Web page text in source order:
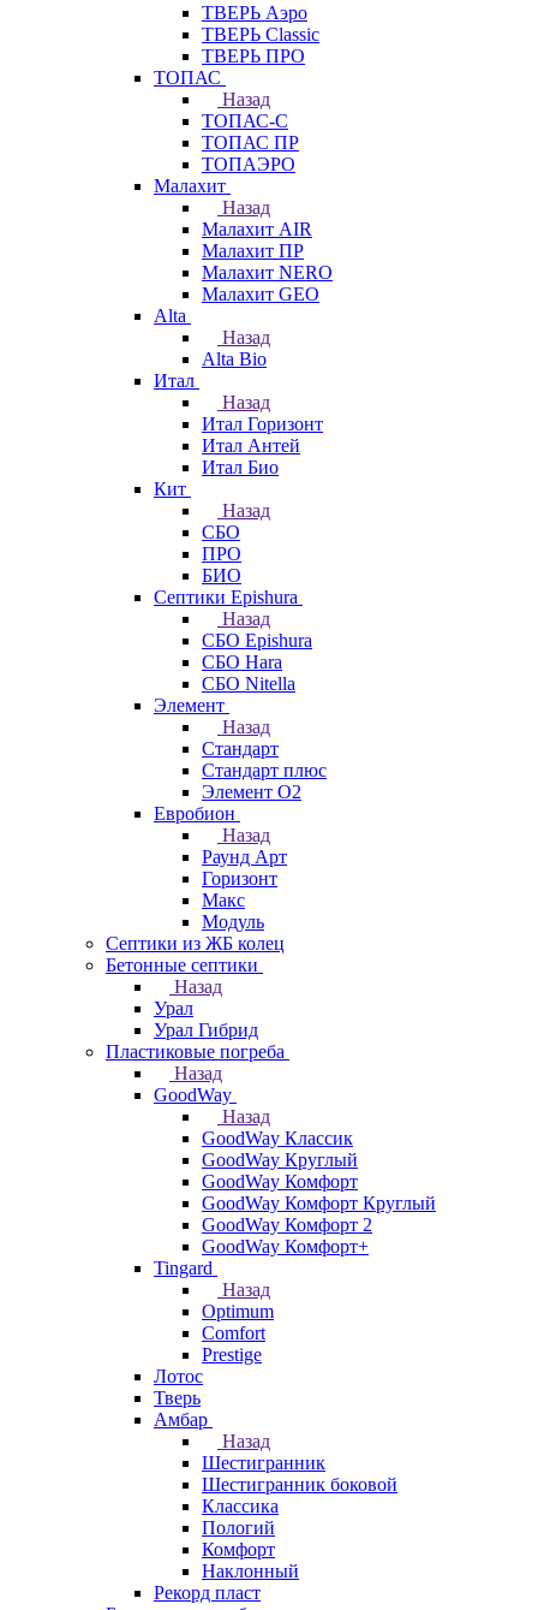
ТВЕРЬ Аэро
ТВЕРЬ Classic
ТВЕРЬ ПРО
ТОПАС
Назад
ТОПАС-С
ТОПАС ПР
ТОПАЭРО
Малахит
Назад
Малахит AIR
Малахит ПР
Малахит NERO
Малахит GEO
Alta
Назад
Alta Bio
Итал
Назад
Итал Горизонт
Итал Антей
Итал Био
Кит
Назад
СБО
ПРО
БИО
Септики Epishura
Назад
СБО Epishura
СБО Hara
СБО Nitella
Элемент
Назад
Стандарт
Стандарт плюс
Элемент О2
Евробион
Назад
Раунд Арт
Горизонт
Макс
Модуль
Септики из ЖБ колец
Бетонные септики
Назад
Урал
Урал Гибрид
Пластиковые погреба
Назад
GoodWay
Назад
GoodWay Классик
GoodWay Круглый
GoodWay Комфорт
GoodWay Комфорт Круглый
GoodWay Комфорт 2
GoodWay Комфорт+
Tingard
Назад
Optimum
Comfort
Prestige
Лотос
Тверь
Амбар
Назад
Шестигранник
Шестигранник боковой
Классика
Пологий
Комфорт
Наклонный
Рекорд пласт